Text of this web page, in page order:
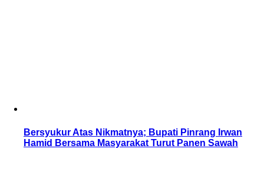
Bersyukur Atas Nikmatnya; Bupati Pinrang Irwan
Hamid Bersama Masyarakat Turut Panen Sawah